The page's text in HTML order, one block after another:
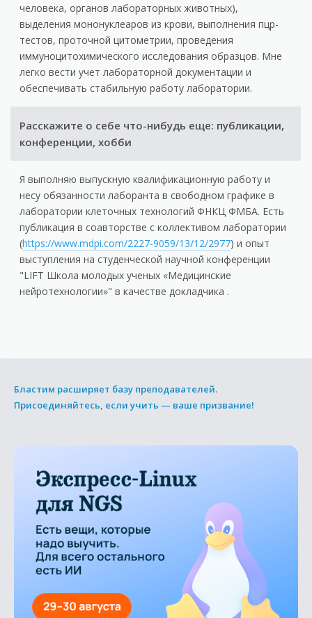
человека, органов лабораторных животных),
выделения мононуклеаров из крови, выполнения пцр-
тестов, проточной цитометрии, проведения
иммуноцитохимического исследования образцов. Мне
легко вести учет лабораторной документации и
обеспечивать стабильную работу лаборатории.
Расскажите о себе что-нибудь еще: публикации,
конференции, хобби
Я выполняю выпускную квалификационную работу и
несу обязанности лаборанта в свободном графике в
лаборатории клеточных технологий ФНКЦ ФМБА. Есть
публикация в соавторстве с коллективом лаборатории
(https://www.mdpi.com/2227-9059/13/12/2977) и опыт
выступления на студенческой научной конференции
"LIFT Школа молодых ученых «Медицинские
нейротехнологии»" в качестве докладчика .
Бластим расширяет базу преподавателей.
Присоединяйтесь, если учить — ваше призвание!